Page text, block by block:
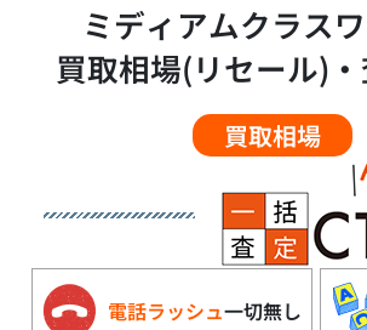
ミディアムクラス
買取相場(リセール)
買取相場
電話ラッシュ一切無し